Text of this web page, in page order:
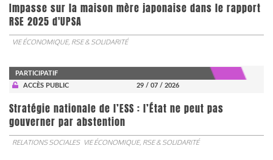
Impasse sur la maison mère japonaise dans le rapport
RSE 2025 d'UPSA
VIE ÉCONOMIQUE, RSE & SOLIDARITÉ
PARTICIPATIF
ACCÈS PUBLIC
29 / 07 / 2026
Stratégie nationale de l’ESS : l’État ne peut pas
gouverner par abstention
RELATIONS SOCIALES VIE ÉCONOMIQUE, RSE & SOLIDARITÉ